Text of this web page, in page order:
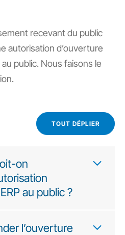
recevant du public
autorisation d’ouverture
public. Nous faisons le
TOUT DÉPLIER
on
au public ?
l’ouverture